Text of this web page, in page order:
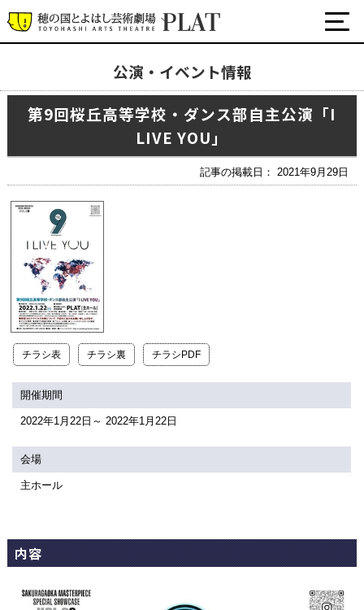
アクセシビリティ/
サービス
会員制度のご案内
座席表
プラットニュース
交通アクセス お問合せ
サイトマップ
公演・イベント情報
第9回桜丘高等学校・ダンス部自主公演「I
LIVE YOU」
記事の掲載日： 2021年9月29日
チラシ表 チラシ裏 チラシPDF
開催期間
2022年1月22日～ 2022年1月22日
会場
主ホール
内容
最新の公演・イベント情報
演劇・ダンス・音楽など
ワークショップ・講座
イベント
プラットについて
チケット・座席表・鑑賞サポートなど
施設の利用について
サポート
関連団体・施設